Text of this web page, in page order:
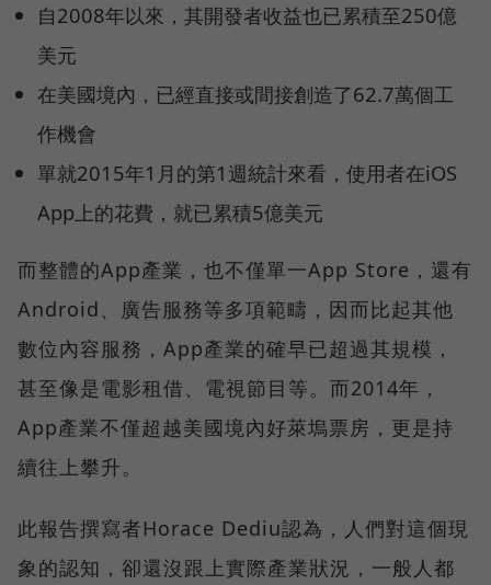
自2008年以來，其開發者收益也已累積至250億
美元
在美國境內，已經直接或間接創造了62.7萬個工
作機會
單就2015年1月的第1週統計來看，使用者在iOS
App上的花費，就已累積5億美元
而整體的App產業，也不僅單一App Store，還有
Android、廣告服務等多項範疇，因而比起其他
數位內容服務，App產業的確早已超過其規模，
甚至像是電影租借、電視節目等。而2014年，
App產業不僅超越美國境內好萊塢票房，更是持
續往上攀升。
此報告撰寫者Horace Dediu認為，人們對這個現
象的認知，卻還沒跟上實際產業狀況，一般人都